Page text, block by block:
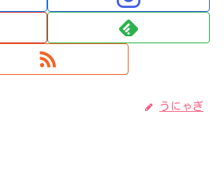
うにゃぎ